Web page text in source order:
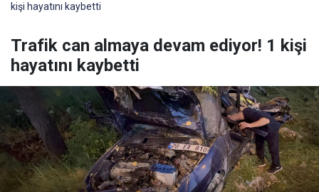
kişi hayatını kaybetti
Trafik can almaya devam ediyor! 1 kişi
hayatını kaybetti